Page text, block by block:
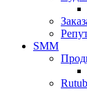
SMM